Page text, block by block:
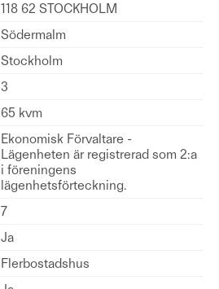
118 62 STOCKHOLM
Södermalm
Stockholm
3
65 kvm
Ekonomisk Förvaltare -
Lägenheten är registrerad som 2:a
i föreningens
lägenhetsförteckning.
7
Ja
Flerbostadshus